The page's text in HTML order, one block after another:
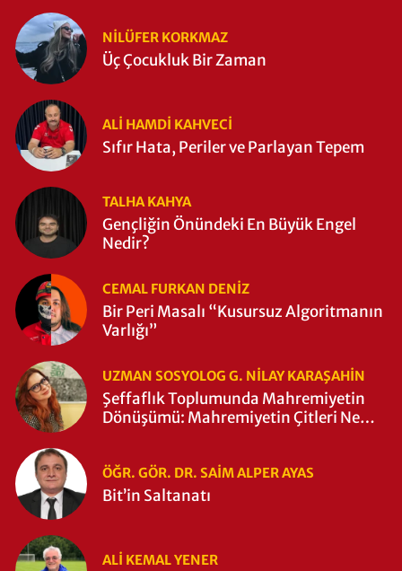
NILÜFER KORKMAZ
Üç Çocukluk Bir Zaman
ALI HAMDI KAHVECİ
Sıfır Hata, Periler ve Parlayan Tepem
TALHA KAHYA
Gençliğin Önündeki En Büyük Engel
Nedir?
CEMAL FURKAN DENİZ
Bir Peri Masalı “Kusursuz Algoritmanın
Varlığı”
UZMAN SOSYOLOG G. NILAY KARAŞAHİN
Şeffaflık Toplumunda Mahremiyetin
Dönüşümü: Mahremiyetin Çitleri Ne
ÖĞR. GÖR. DR. SAIM ALPER AYAS
Bit’in Saltanatı
ALI KEMAL YENER